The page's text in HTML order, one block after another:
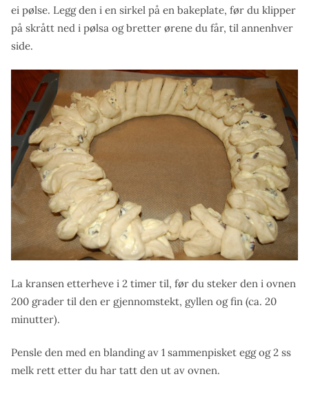
ei pølse. Legg den i en sirkel på en bakeplate, før du klipper
på skrått ned i pølsa og bretter ørene du får, til annenhver
side.
La kransen etterheve i 2 timer til, før du steker den i ovnen
200 grader til den er gjennomstekt, gyllen og fin (ca. 20
minutter).
Pensle den med en blanding av 1 sammenpisket egg og 2 ss
melk rett etter du har tatt den ut av ovnen.